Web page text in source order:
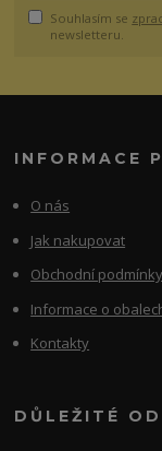
Souhlasím se
newsletteru.
INFORMACE
O nás
Jak nakupovat
Obchodní podmínky
Informace o
Kontakty
DŮLEŽITÉ